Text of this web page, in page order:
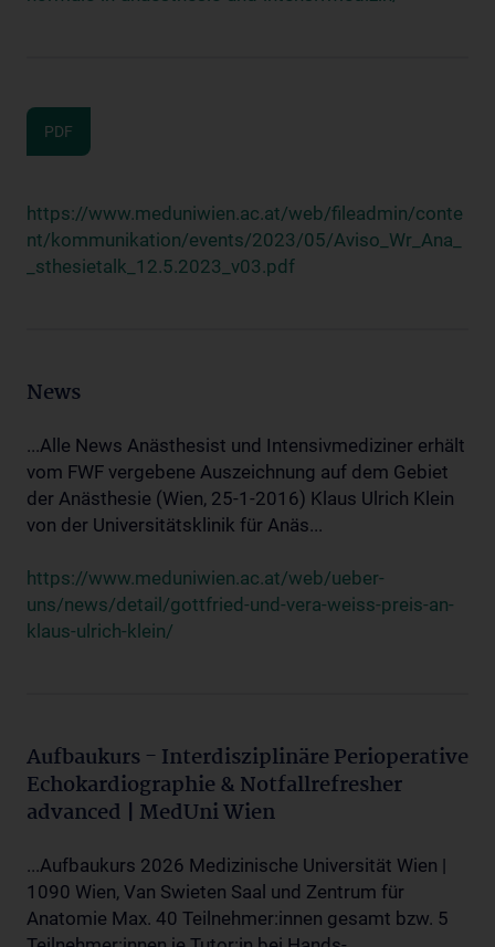
PDF
https://www.meduniwien.ac.at/web/fileadmin/conte
nt/kommunikation/events/2023/05/Aviso_Wr_Ana_
_sthesietalk_12.5.2023_v03.pdf
News
...Alle News Anästhesist und Intensivmediziner erhält
vom FWF vergebene Auszeichnung auf dem Gebiet
der Anästhesie (Wien, 25-1-2016) Klaus Ulrich Klein
von der Universitätsklinik für Anäs...
https://www.meduniwien.ac.at/web/ueber-
uns/news/detail/gottfried-und-vera-weiss-preis-an-
klaus-ulrich-klein/
Aufbaukurs - Interdisziplinäre Perioperative
Echokardiographie & Notfallrefresher
advanced | MedUni Wien
...Aufbaukurs 2026 Medizinische Universität Wien |
1090 Wien, Van Swieten Saal und Zentrum für
Anatomie Max. 40 Teilnehmer:innen gesamt bzw. 5